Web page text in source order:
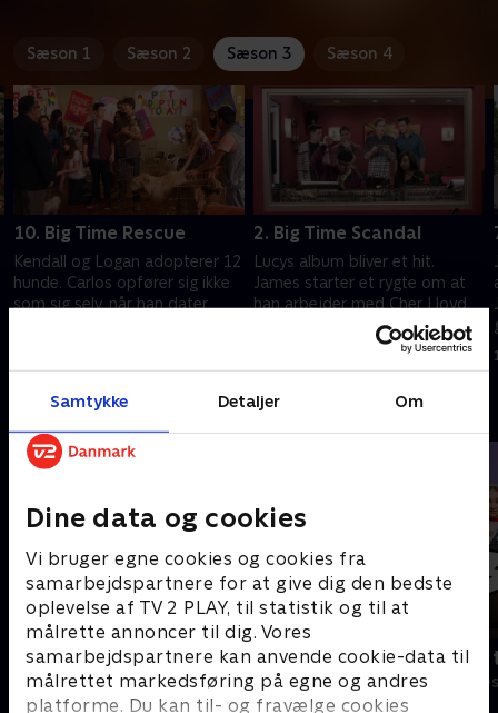
Samtykke Detaljer Om
Dine data og cookies
Vi bruger egne cookies og cookies fra
samarbejdspartnere for at give dig den bedste
oplevelse af TV 2 PLAY, til statistik og til at
målrette annoncer til dig. Vores
samarbejdspartnere kan anvende cookie-data til
målrettet markedsføring på egne og andres
platforme. Du kan til- og fravælge cookies
Sæson 1 Sæson 2 Sæson 3 Sæson 4
10. Big Time Rescue
Kendall og Logan adopterer 12
hunde. Carlos opfører sig ikke
som sig selv, når han dater
2. Big Time Scandal
Lucys album bliver et hit.
James starter et rygte om at
han arbejder med Cher Lloyd.
15. marts 2023 • 21 min
Andre så også
Robssons (dansk tale)
Komedie • 1 sæsoner
Bert (dansk
Komedie • 1